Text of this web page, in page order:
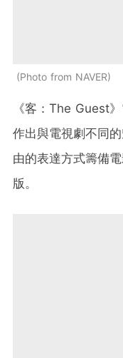
Photo from NAVER
《客：The Guest
作出與電視劇不同
由的表達方式籌備
版。